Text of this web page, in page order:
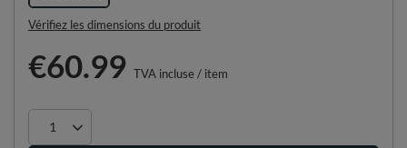
Vérifiez les dimensions du produit
€60.99 TVA incluse/ item